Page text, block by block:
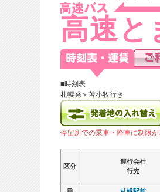
高速と
■時刻表
札幌発＞苫小牧行き
停留所での乗車・降車に制限
区分
運行会社
行先
区分
運行会社
行先
区分
運行会社
行先
区分
運行会社
行先